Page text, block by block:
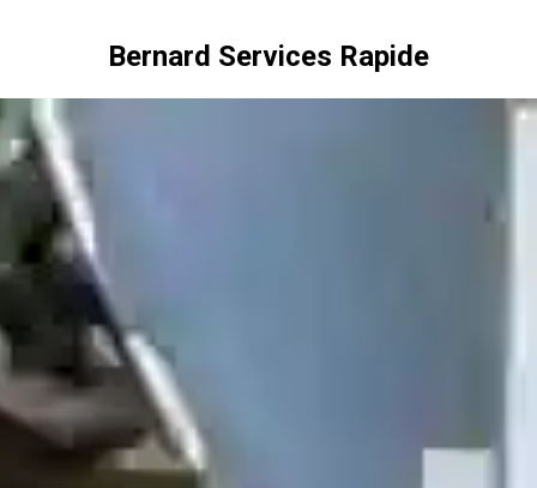
Bernard Services Rapide